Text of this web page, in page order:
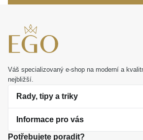
večírek. Představuje také nádherný
lásku.
Váš specializovaný e-shop na moderní a
nejbližší.
Rady, tipy a triky
O perlách
Informace pro vás
Potřebujete poradit?